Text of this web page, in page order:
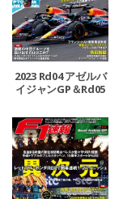
2023 Rd04 アゼルバ
イジャンGP＆Rd05